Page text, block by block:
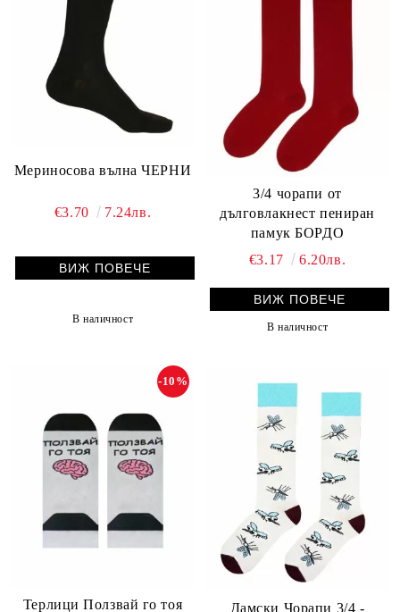
Мериносова вълна ЧЕРНИ
€3.70 7.24лв.
ВИЖ ПОВЕЧЕ
В наличност
3/4 чорапи от
дълговлакнест пениран
памук БОРДО
€3.17
6.20лв.
ВИЖ ПОВЕЧЕ
В наличност
Терлици Ползвай го тоя
-10%
Дамски Чорапи 3/4 -